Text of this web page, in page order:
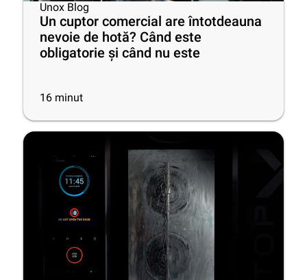
Unox Blog
Un cuptor comercial are întotdeauna
nevoie de hotă? Când este
obligatorie și când nu este
16 minut